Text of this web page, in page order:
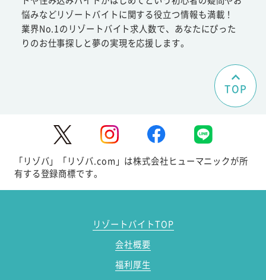
悩みなどリゾートバイトに関する役立つ情報も満載！
業界No.1のリゾートバイト求人数で、あなたにぴった
りのお仕事探しと夢の実現を応援します。
TOP
「リゾバ」「リゾバ.com」は株式会社ヒューマニックが所
有する登録商標です。
リゾートバイトTOP
会社概要
福利厚生